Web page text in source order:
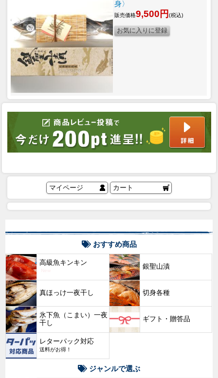
身〉
販売価格9,500円(税込)
マイページ カート
おすすめ商品
高級魚キンキン
銀聖山漬
真ほっけ一夜干し 切身各種
氷下魚（こまい）一夜
干し
ギフト・贈答品
レターパック対応
送料がお得！
ジャンルで選ぶ